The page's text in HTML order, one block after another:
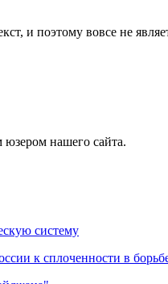
и поэтому вовсе не
нашего сайта.
систему
к сплоченности в